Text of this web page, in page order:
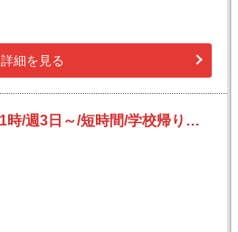
詳細を見る
【夕方から】18時～21時/週3日～/短時間/学校帰りや副業にもオススメ/簡単仕分け